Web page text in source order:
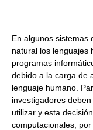
En algunos sistemas
natural los lenguajes
programas
debido a la carga de
lenguaje humano.
investigadores
utilizar y esta
computacionales,